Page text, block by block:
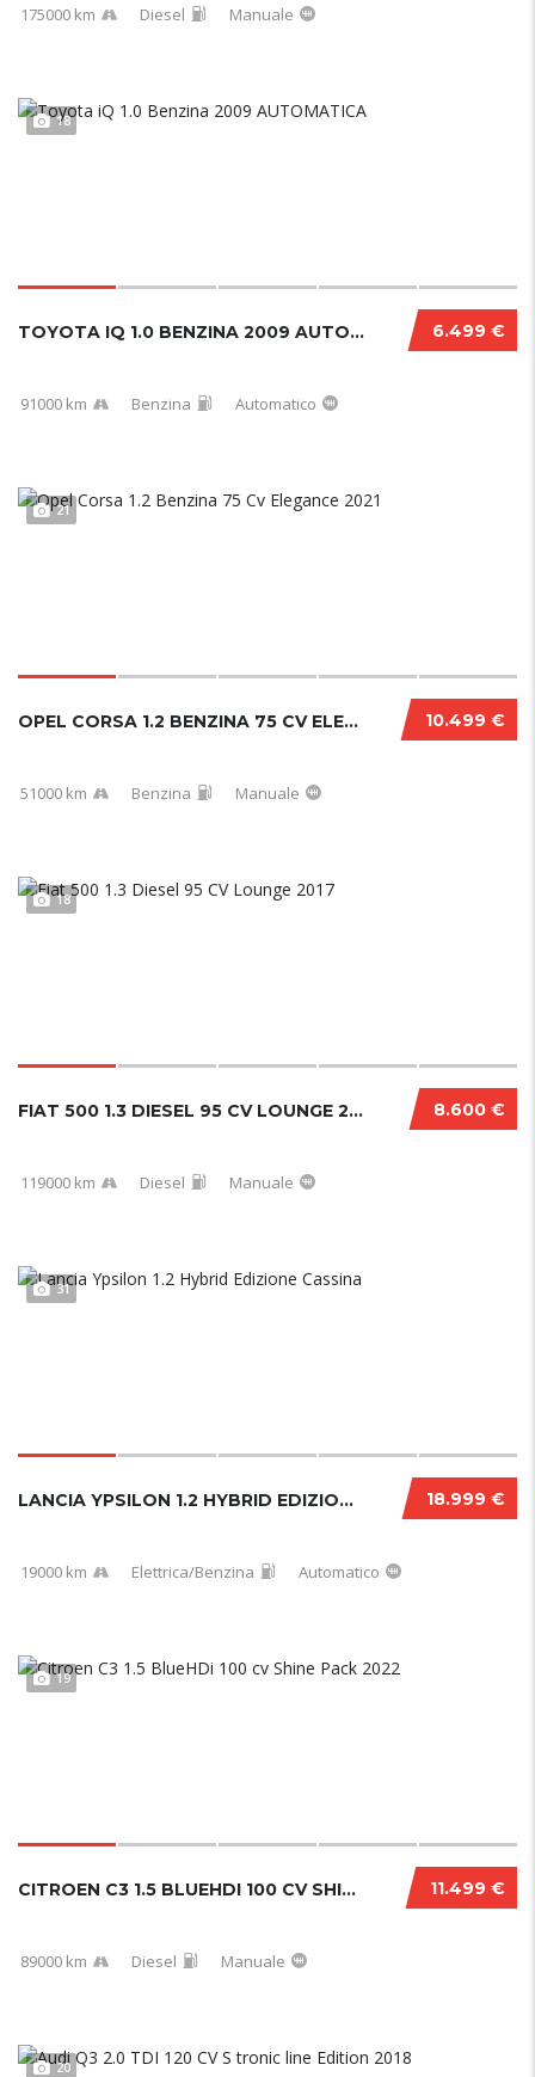
175000 km Diesel Manuale
18
6.499 €
TOYOTA IQ 1.0 BENZINA 2009 AUTOMATICA
91000 km Benzina Automatico
21
10.499 €
OPEL CORSA 1.2 BENZINA 75 CV ELEGANCE 2021.....
51000 km Benzina Manuale
18
8.600 €
FIAT 500 1.3 DIESEL 95 CV LOUNGE 2017
119000 km Diesel Manuale
31
18.999 €
LANCIA YPSILON 1.2 HYBRID EDIZIONE CASSINA.....
19000 km Elettrica/Benzina Automatico
19
11.499 €
CITROEN C3 1.5 BLUEHDI 100 CV SHINE PACK 202...
89000 km Diesel Manuale
20